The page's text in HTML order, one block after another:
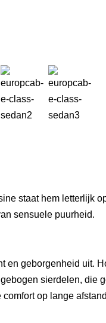
staat hem letterlijk
sensuele puurheid.
en geborgenheid uit.
sierdelen, die
op lange